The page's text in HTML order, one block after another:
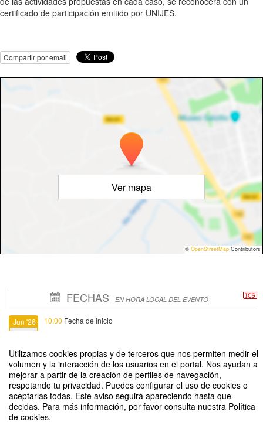
Utilizamos cookies propias y de terceros que nos permiten medir el
volumen y la interacción de los usuarios en el portal. Nos ayudan a
mejorar a partir de la creación de perfiles de navegación,
respetando tu privacidad. Puedes configurar el uso de cookies o
aceptarlas todas. Este aviso seguirá apareciendo hasta que
decidas. Para más información, por favor consulta nuestra Política
de cookies.
certificado de participación emitido por UNIJES.
Compartir por email
Ver mapa
© OpenStreetMap Contributors
FECHAS EN HORA LOCAL DEL EVENTO
Jun '26 10:00 Fecha de inicio
Jun '26
16
12:00Fecha de fin